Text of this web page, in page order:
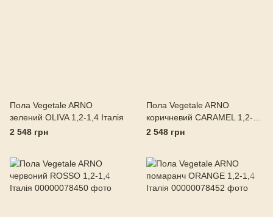
Пола Vegetale ARNO
зелений OLIVA 1,2-1,4 Італія
2 548 грн
Пола Vegetale ARNO
коричневий CARAMEL 1,2-
1,4 Італія
2 548 грн